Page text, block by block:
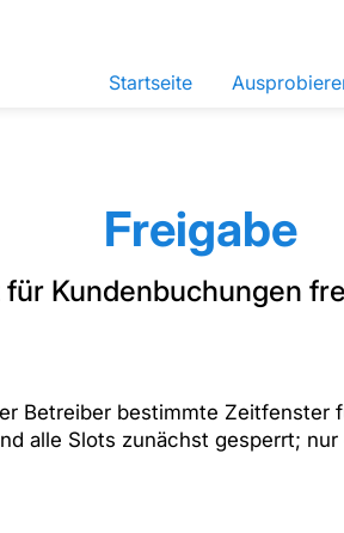
Startseite
Freigabe
Kundenbuchungen
Betreiber bestimmte
alle Slots zunächst gesperrt;